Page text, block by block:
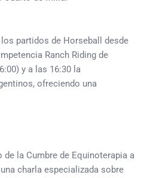
partidos de Horseball desde
Ranch Riding de
y a las 16:30 la
ofreciendo una
la Cumbre de Equinoterapia a
charla especializada sobre